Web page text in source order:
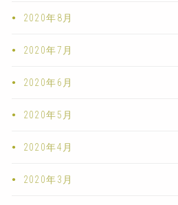
2020年8月
2020年7月
2020年6月
2020年5月
2020年4月
2020年3月